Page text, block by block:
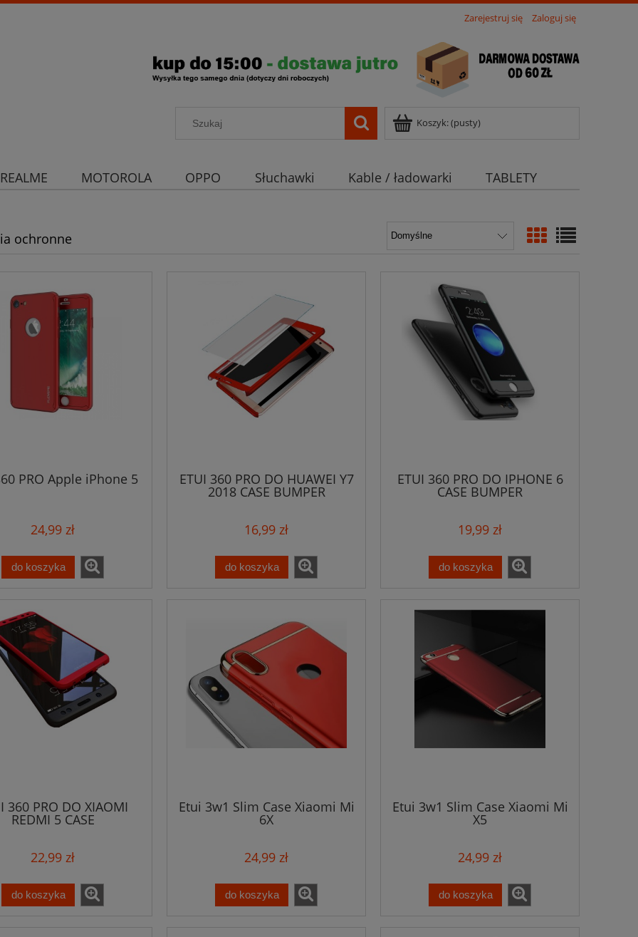
Zarejestruj się Zaloguj się
Koszyk:(pusty)
REALME MOTOROLA OPPO Słuchawki Kable / ładowarki
TABLETY
ochronne
PRO Apple iPhone 5
24,99 zł
do koszyka
ETUI 360 PRO DO HUAWEI Y7
2018 CASE BUMPER
16,99 zł
do koszyka
ETUI 360 PRO DO IPHONE 6
CASE BUMPER
19,99 zł
do koszyka
360 PRO DO XIAOMI
REDMI 5 CASE
22,99 zł
do koszyka
Etui 3w1 Slim Case Xiaomi Mi
6X
24,99 zł
do koszyka
Etui 3w1 Slim Case Xiaomi Mi
X5
24,99 zł
do koszyka